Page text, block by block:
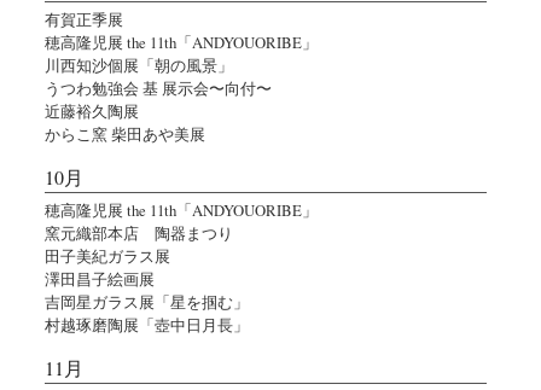
有賀正季展
穂高隆児展 the 11th「ANDYOUORIBE」
川西知沙個展「朝の風景」
うつわ勉強会 基 展示会〜向付〜
近藤裕久陶展
からこ窯 柴田あや美展
10月
穂高隆児展 the 11th「ANDYOUORIBE」
窯元織部本店 陶器まつり
田子美紀ガラス展
澤田昌子絵画展
吉岡星ガラス展「星を掴む」
村越琢磨陶展「壺中日月長」
11月